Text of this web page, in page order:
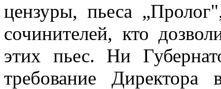
цензуры, пьеса
сочинителей, кто
этих пьес. Ни
требование